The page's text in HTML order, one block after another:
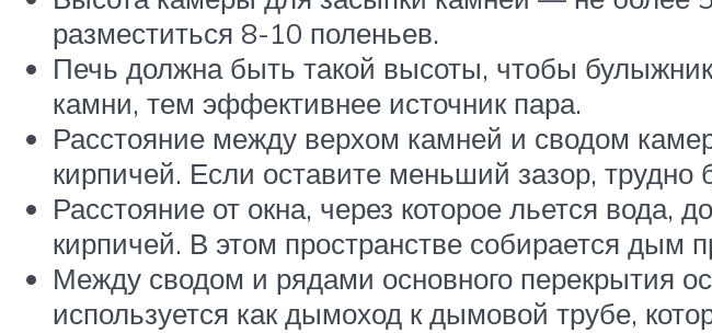
разместиться 8-10 поленьев.
Печь должна быть такой высоты, чтобы
камни, тем эффективнее источник пара.
Расстояние между верхом камней и сводом
кирпичей. Если оставите меньший зазор, трудно
Расстояние от окна, через которое льется
кирпичей. В этом пространстве собирается дым
Между сводом и рядами основного перекрытия
используется как дымоход к дымовой трубе,